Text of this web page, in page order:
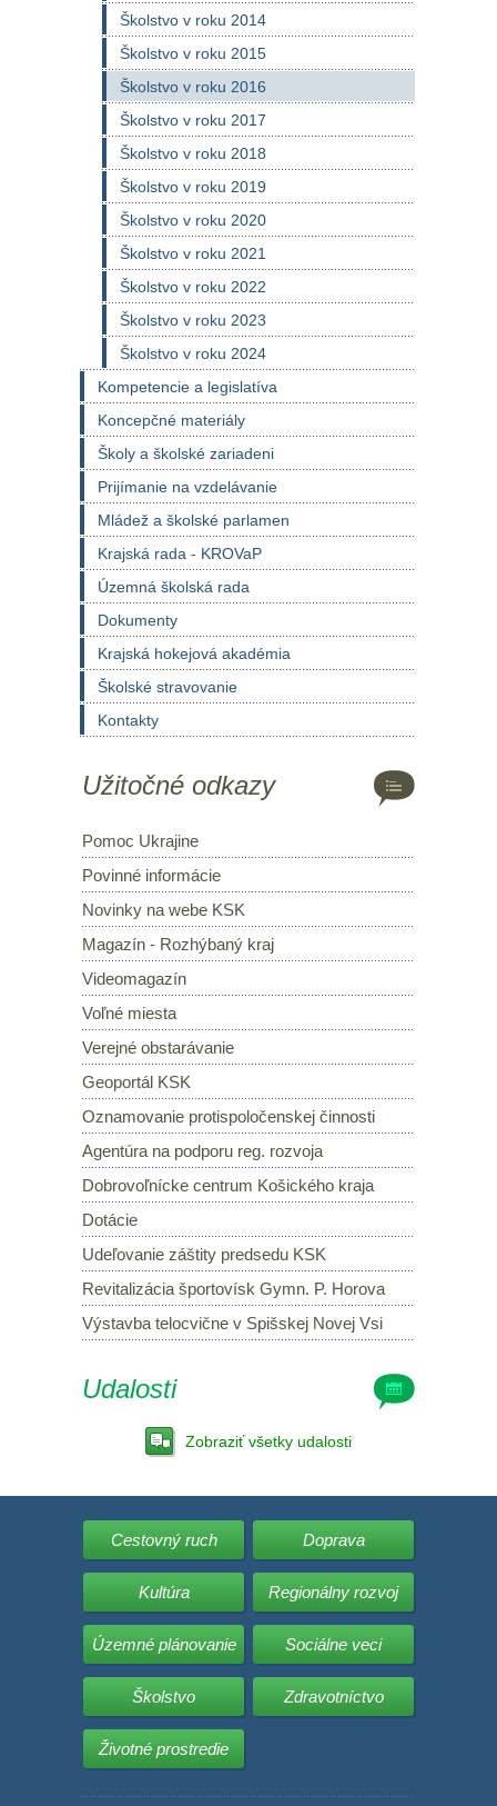
Školstvo v roku 2014
Školstvo v roku 2015
Školstvo v roku 2016
Školstvo v roku 2017
Školstvo v roku 2018
Školstvo v roku 2019
Školstvo v roku 2020
Školstvo v roku 2021
Školstvo v roku 2022
Školstvo v roku 2023
Školstvo v roku 2024
Kompetencie a legislatíva
Koncepčné materiály
Školy a školské zariadeni
Prijímanie na vzdelávanie
Mládež a školské parlamen
Krajská rada - KROVaP
Územná školská rada
Dokumenty
Krajská hokejová akadémia
Školské stravovanie
Kontakty
Užitočné odkazy
Pomoc Ukrajine
Povinné informácie
Novinky na webe KSK
Magazín - Rozhýbaný kraj
Videomagazín
Voľné miesta
Verejné obstarávanie
Geoportál KSK
Oznamovanie protispoločenskej činnosti
Agentúra na podporu reg. rozvoja
Dobrovoľnícke centrum Košického kraja
Dotácie
Udeľovanie záštity predsedu KSK
Revitalizácia športovísk Gymn. P. Horova
Výstavba telocvične v Spišskej Novej Vsi
Udalosti
Zobraziť všetky udalosti
Cestovný ruch Doprava
Kultúra Regionálny rozvoj
Územné plánovanie Sociálne veci
Školstvo Zdravotníctvo
Životné prostredie